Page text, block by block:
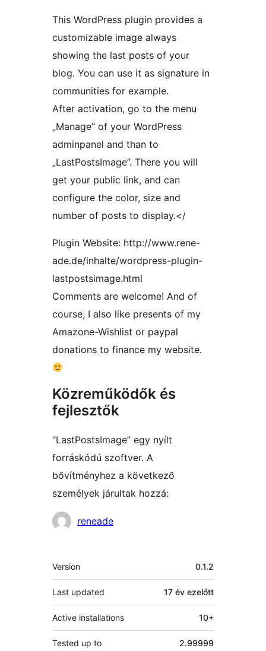
This WordPress plugin provides a
customizable image always
showing the last posts of your
blog. You can use it as signature in
communities for example.
After activation, go to the menu
„Manage” of your WordPress
adminpanel and than to
„LastPostsImage”. There you will
get your public link, and can
configure the color, size and
number of posts to display.</
Plugin Website: http://www.rene-
ade.de/inhalte/wordpress-plugin-
lastpostsimage.html
Comments are welcome! And of
course, I also like presents of my
Amazone-Wishlist or paypal
donations to finance my website.
Közreműködők és
fejlesztők
“LastPostsImage” egy nyílt
forráskódú szoftver. A
bővítményhez a következő
személyek járultak hozzá:
Közreműködők
reneade
Meta
Version 0.1.2
Last updated 17 év ezelőtt
Active installations 10+
Tested up to 2.99999